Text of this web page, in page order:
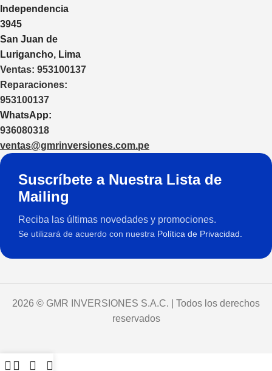
Independencia
3945
San Juan de
Lurigancho, Lima
Ventas: 953100137
Reparaciones:
953100137
WhatsApp:
936080318
ventas@gmrinversiones.com.pe
Suscríbete a Nuestra Lista de
Mailing
Reciba las últimas novedades y promociones.
Se utilizará de acuerdo con nuestra Política de Privacidad.
2026 © GMR INVERSIONES S.A.C. | Todos los derechos
reservados